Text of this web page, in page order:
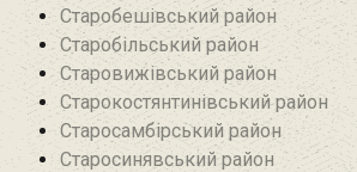
Старобешівський район‎
Старобільський район
Старовижівський район
Старокостянтинівський район
Старосамбірський район
Старосинявський район